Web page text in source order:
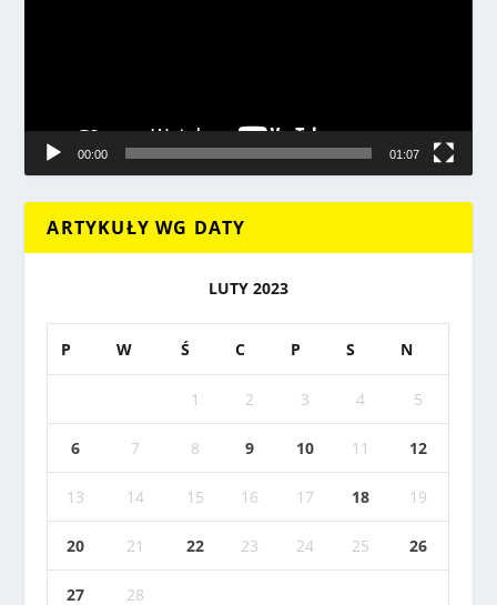
00:00 01:07
ARTYKUŁY WG DATY
LUTY 2023
P W Ś C P S N
1 2 3 4 5
6 7 8 9 10 11 12
13 14 15 16 17 18 19
20 21 22 23 24 25 26
27 28